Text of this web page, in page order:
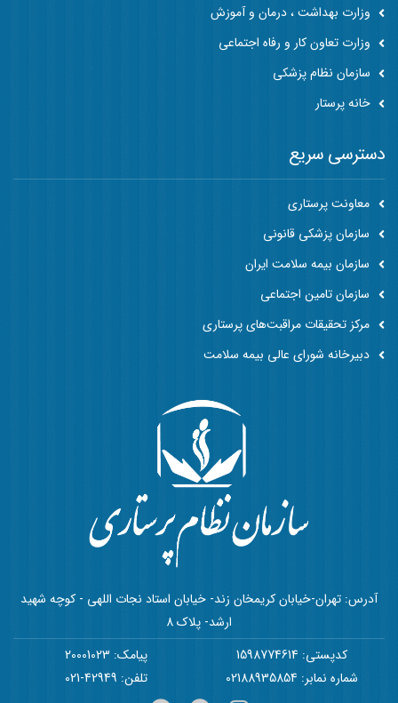
وزارت بهداشت ، درمان و آموزش
وزارت تعاون کار و رفاه اجتماعی
سازمان نظام پزشکی
خانه پرستار
آدرس: تهران-خیابان کریمخان زند- خیابان استاد نجات اللهی - کوچه شهید
ارشد- پلاک 8
کدپستی: 1598774614
پیامک: 20001023
شماره نمابر: 02188935854
تلفن: 42949-021
دسترسی سریع
معاونت پرستاری
سازمان پزشکی قانونی
سازمان بیمه سلامت ایران
سازمان تامین اجتماعی
مرکز تحقیقات مراقبت‌های پرستاری
دبیرخانه شورای عالی بیمه سلامت